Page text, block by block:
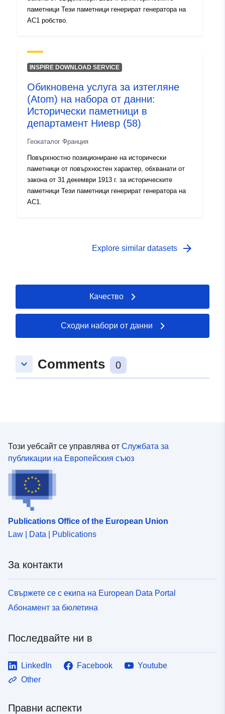
паметници Тези паметници генерират генератора на
AC1 робство.
INSPIRE DOWNLOAD SERVICE
Обикновена услуга за изтегляне
(Atom) на набора от данни:
Исторически паметници в
департамент Ниевр (58)
Геокаталог Франция
Повърхностно позициониране на исторически
паметници от повърхностен характер, обхванати от
закона от 31 декември 1913 г. за историческите
паметници Тези паметници генерират генератора на
AC1.
Explore similar datasets arrow_forward
Качество
Сходни набори от данни
keyboard_arrow_down Comments 0
Този уебсайт се управлява от Службата за
публикации на Европейския съюз
Publications Office of the European Union
Law | Data | Publications
За контакти
Свържете се с екипа на European Data Portal
Абонамент за бюлетина
Последвайте ни в
LinkedIn Facebook
Youtube
Other
Правни аспекти